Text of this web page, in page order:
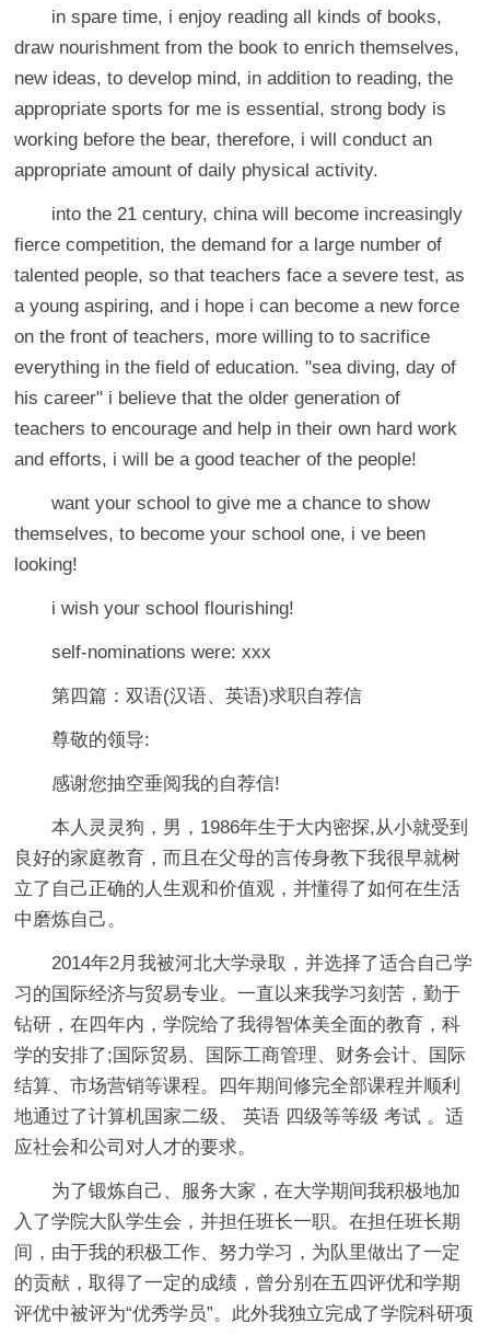
in spare time, i enjoy reading all kinds of books,
draw nourishment from the book to enrich themselves,
new ideas, to develop mind, in addition to reading, the
appropriate sports for me is essential, strong body is
working before the bear, therefore, i will conduct an
appropriate amount of daily physical activity.
into the 21 century, china will become increasingly
fierce competition, the demand for a large number of
talented people, so that teachers face a severe test, as
a young aspiring, and i hope i can become a new force
on the front of teachers, more willing to to sacrifice
everything in the field of education. "sea diving, day of
his career" i believe that the older generation of
teachers to encourage and help in their own hard work
and efforts, i will be a good teacher of the people!
want your school to give me a chance to show
themselves, to become your school one, i ve been
looking!
i wish your school flourishing!
self-nominations were: xxx
第四篇：双语(汉语、英语)求职自荐信
尊敬的领导:
感谢您抽空垂阅我的自荐信!
本人灵灵狗，男，1986年生于大内密探,从小就受到
良好的家庭教育，而且在父母的言传身教下我很早就树
立了自己正确的人生观和价值观，并懂得了如何在生活
中磨炼自己。
2014年2月我被河北大学录取，并选择了适合自己学
习的国际经济与贸易专业。一直以来我学习刻苦，勤于
钻研，在四年内，学院给了我得智体美全面的教育，科
学的安排了;国际贸易、国际工商管理、财务会计、国际
结算、市场营销等课程。四年期间修完全部课程并顺利
地通过了计算机国家二级、 英语 四级等等级 考试 。适
应社会和公司对人才的要求。
为了锻炼自己、服务大家，在大学期间我积极地加
入了学院大队学生会，并担任班长一职。在担任班长期
间，由于我的积极工作、努力学习，为队里做出了一定
的贡献，取得了一定的成绩，曾分别在五四评优和学期
评优中被评为“优秀学员”。此外我独立完成了学院科研项